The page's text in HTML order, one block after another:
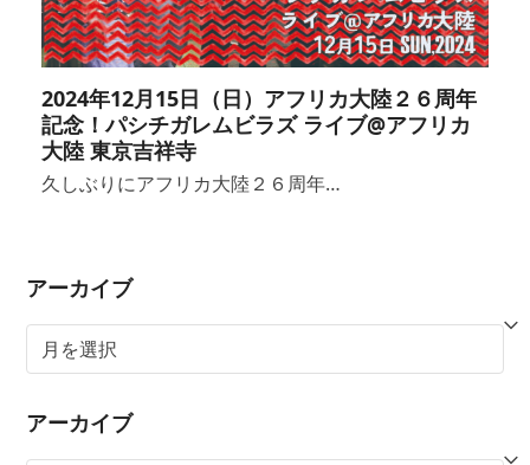
2024年12月15日（日）アフリカ大陸２６周年
記念！パシチガレムビラズ ライブ@アフリカ
大陸 東京吉祥寺
久しぶりにアフリカ大陸２６周年…
アーカイブ
ー
イ
アーカイブ